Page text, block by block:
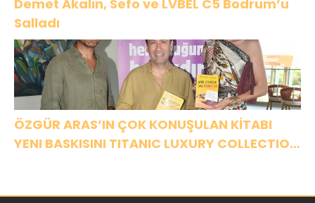
Demet Akalın, Sefo ve LVBEL C5 Bodrum’u
Salladı
ÖZGÜR ARAS’IN ÇOK KONUŞULAN KİTABI
YENI BASKISINI TITANIC LUXURY COLLECTION